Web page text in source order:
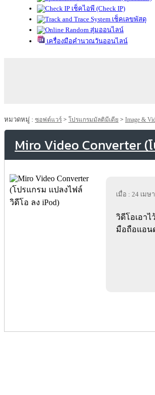
เช็คไอพี (Check IP)
เช็คเลขพัสดุ
สุ่มออนไลน์
เครื่องมือคำนวณวันออนไลน์
หมวดหมู่ : ซอฟต์แวร์ > โปรแกรมมัลติมีเดีย > Image &
Miro Video Converter (
เมื่อ : 24 เมษ
วิดีโอเอาไ
มือถือแอน